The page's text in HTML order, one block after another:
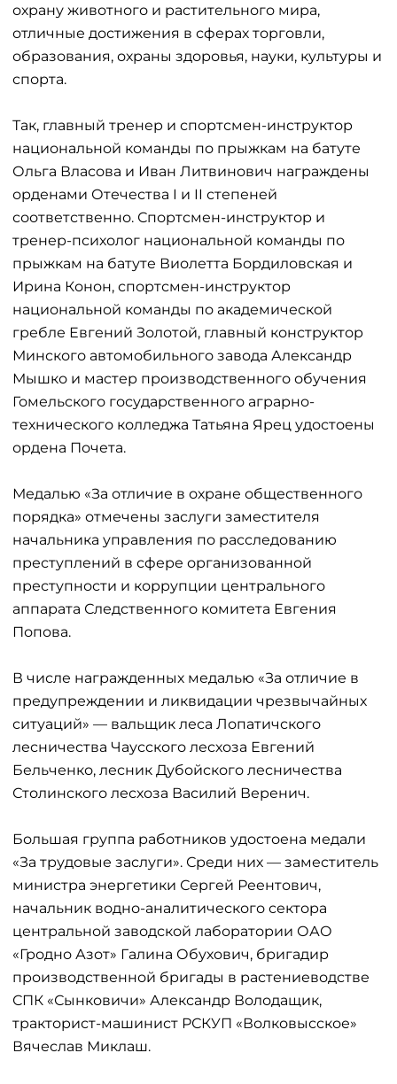
охрану животного и растительного мира,
отличные достижения в сферах торговли,
образования, охраны здоровья, науки, культуры и
спорта.
Так, главный тренер и спортсмен-инструктор
национальной команды по прыжкам на батуте
Ольга Власова и Иван Литвинович награждены
орденами Отечества I и II степеней
соответственно. Спортсмен-инструктор и
тренер-психолог национальной команды по
прыжкам на батуте Виолетта Бордиловская и
Ирина Конон, спортсмен-инструктор
национальной команды по академической
гребле Евгений Золотой, главный конструктор
Минского автомобильного завода Александр
Мышко и мастер производственного обучения
Гомельского государственного аграрно-
технического колледжа Татьяна Ярец удостоены
ордена Почета.
Медалью «За отличие в охране общественного
порядка» отмечены заслуги заместителя
начальника управления по расследованию
преступлений в сфере организованной
преступности и коррупции центрального
аппарата Следственного комитета Евгения
Попова.
В числе награжденных медалью «За отличие в
предупреждении и ликвидации чрезвычайных
ситуаций» — вальщик леса Лопатичского
лесничества Чаусского лесхоза Евгений
Бельченко, лесник Дубойского лесничества
Столинского лесхоза Василий Веренич.
Большая группа работников удостоена медали
«За трудовые заслуги». Среди них — заместитель
министра энергетики Сергей Реентович,
начальник водно-аналитического сектора
центральной заводской лаборатории ОАО
«Гродно Азот» Галина Обухович, бригадир
производственной бригады в растениеводстве
СПК «Сынковичи» Александр Володащик,
тракторист-машинист РСКУП «Волковысское»
Вячеслав Миклаш.